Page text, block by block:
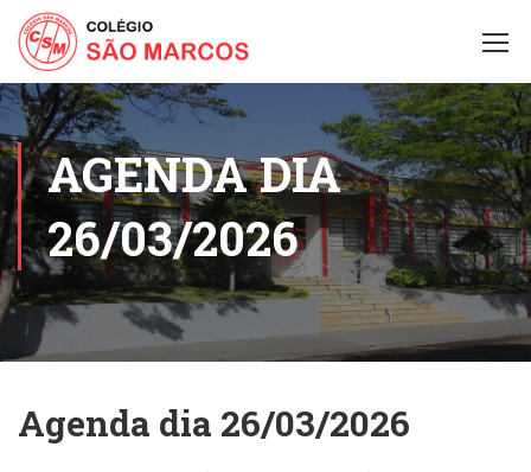
AGENDA DIA
26/03/2026
Agenda dia 26/03/2026